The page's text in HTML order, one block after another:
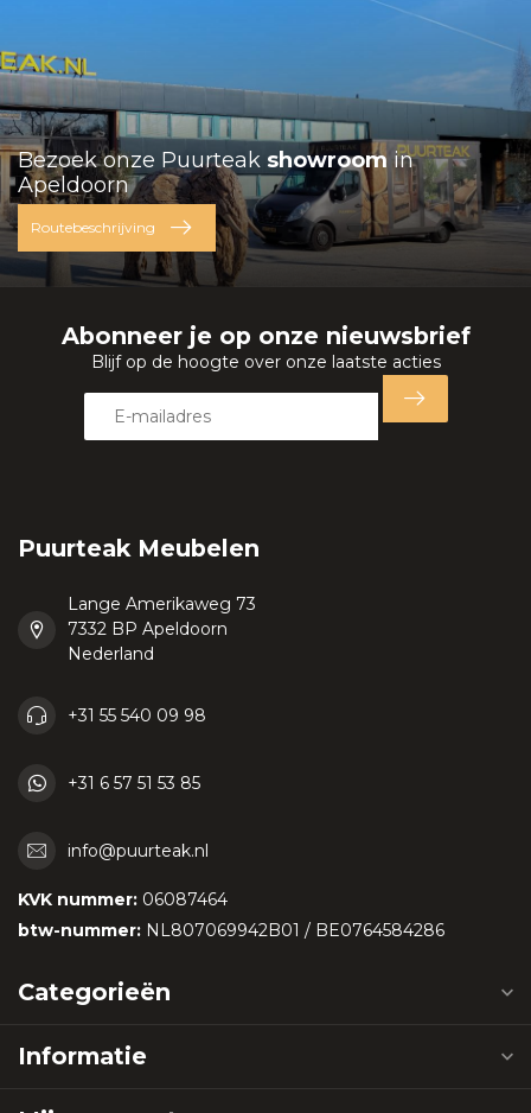
Bezoek onze Puurteak showroom in
Apeldoorn
Routebeschrijving
Abonneer je op onze nieuwsbrief
Blijf op de hoogte over onze laatste acties
Puurteak Meubelen
Lange Amerikaweg 73
7332 BP Apeldoorn
Nederland
+31 55 540 09 98
+31 6 57 51 53 85
info@puurteak.nl
KVK nummer: 06087464
btw-nummer: NL807069942B01 / BE0764584286
Categorieën
Informatie